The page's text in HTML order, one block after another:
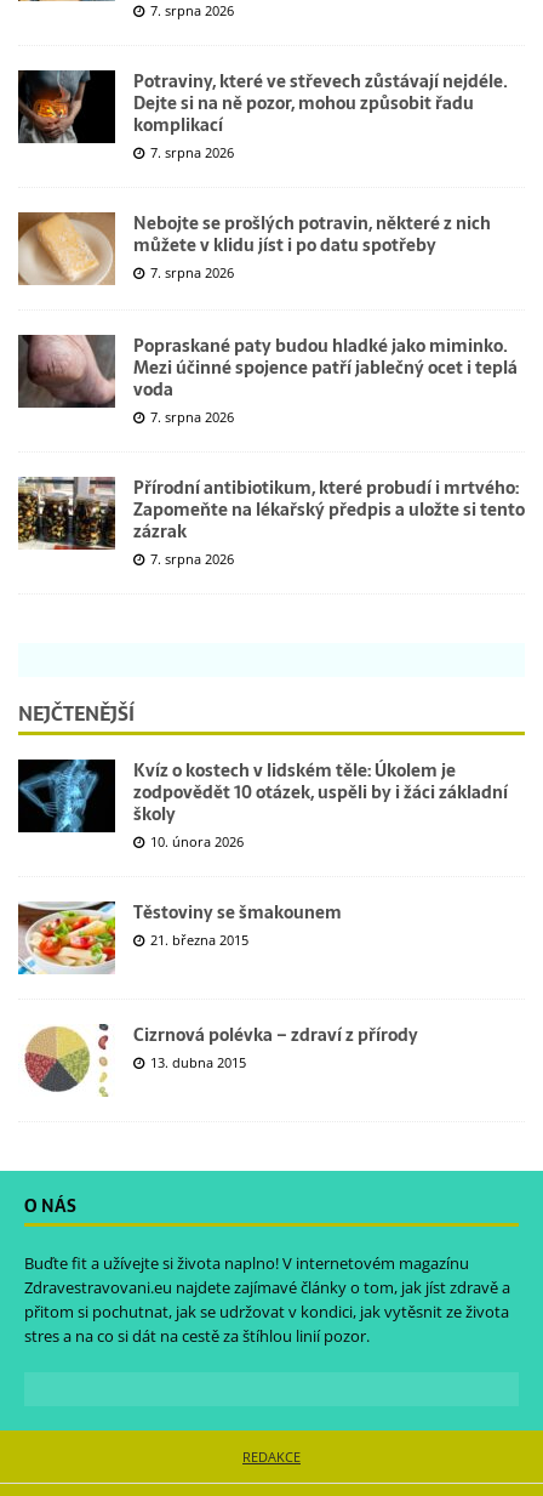
7. srpna 2026
Potraviny, které ve střevech zůstávají nejdéle.
Dejte si na ně pozor, mohou způsobit řadu
komplikací
7. srpna 2026
Nebojte se prošlých potravin, některé z nich
můžete v klidu jíst i po datu spotřeby
7. srpna 2026
Popraskané paty budou hladké jako miminko.
Mezi účinné spojence patří jablečný ocet i teplá
voda
7. srpna 2026
Přírodní antibiotikum, které probudí i mrtvého:
Zapomeňte na lékařský předpis a uložte si tento
zázrak
7. srpna 2026
NEJČTENĚJŠÍ
Kvíz o kostech v lidském těle: Úkolem je
zodpovědět 10 otázek, uspěli by i žáci základní
školy
10. února 2026
Těstoviny se šmakounem
21. března 2015
Cizrnová polévka – zdraví z přírody
13. dubna 2015
O NÁS
Buďte fit a užívejte si života naplno! V internetovém magazínu
Zdravestravovani.eu najdete zajímavé články o tom, jak jíst zdravě a
přitom si pochutnat, jak se udržovat v kondici, jak vytěsnit ze života
stres a na co si dát na cestě za štíhlou linií pozor.
REDAKCE